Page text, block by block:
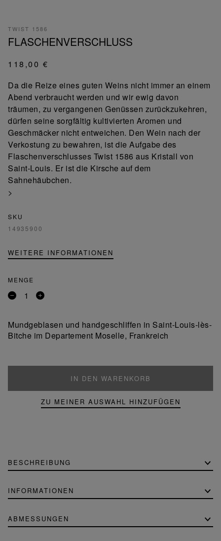
TWIST 1586
FLASCHENVERSCHLUSS
118,00 €
Da die Reize eines guten Weins nicht immer an einem
Abend verbraucht werden und wir ewig davon
träumen, zu vergangenen Genüssen zurückzukehren,
dürfen seine sorgfältig kultivierten Aromen und
Geschmäcker nicht entweichen. Den Wein nach der
Verkostung zu bewahren, ist die Aufgabe des
Flaschenverschlusses Twist 1586 aus Kristall von
Saint-Louis. Er ist die Kirsche auf dem
Sahnehäubchen.
>
SKU
14935900
WEITERE INFORMATIONEN
MENGE
Entfernen
Produkt
Ein
Mundgeblasen und handgeschliffen in Saint-Louis-lès-
Bitche im Departement Moselle, Frankreich
IN DEN WARENKORB
ZU MEINER AUSWAHL HINZUFÜGEN
BESCHREIBUNG
INFORMATIONEN
ABMESSUNGEN